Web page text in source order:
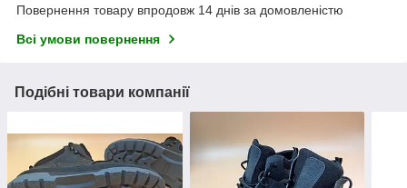
Повернення товару впродовж 14 днів за домовленістю
Всі умови повернення
Подібні товари компанії